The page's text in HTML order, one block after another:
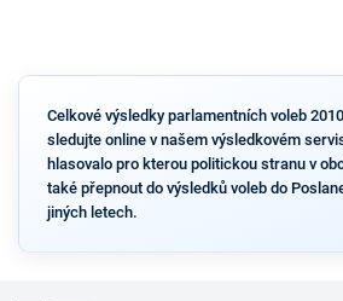
Celkové výsledky parlamentních voleb
sledujte online v našem výsledkovém
hlasovalo pro kterou politickou stranu v
také přepnout do výsledků voleb do
jiných letech.